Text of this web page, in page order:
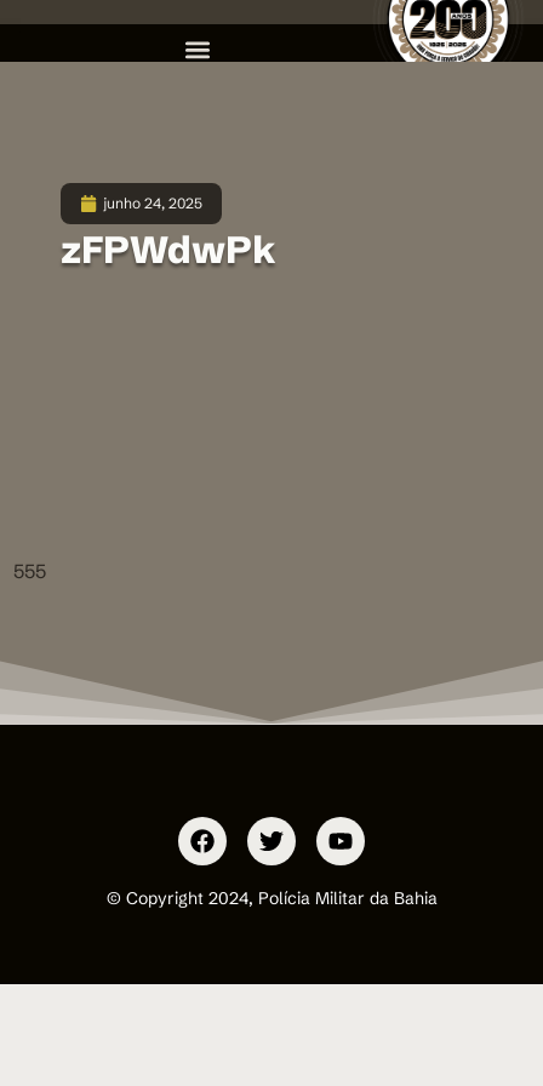
junho 24, 2025
zFPWdwPk
555
© Copyright 2024, Polícia Militar da Bahia